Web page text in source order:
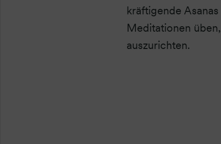
kräftigende
Meditationen
auszurichten.